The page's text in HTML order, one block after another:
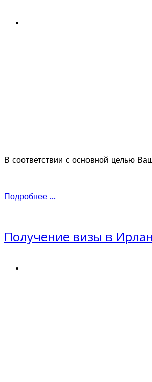
В соответствии с основной целью
Подробнее ...
Получение визы в